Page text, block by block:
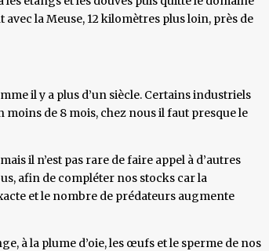
la Meuse, 12 kilomètres plus loin, près de
il y a plus d’un siècle. Certains industriels
de 8 mois, chez nous il faut presque le
il n’est pas rare de faire appel à d’autres
afin de compléter nos stocks car la
et le nombre de prédateurs augmente
à la plume d’oie, les œufs et le sperme de nos